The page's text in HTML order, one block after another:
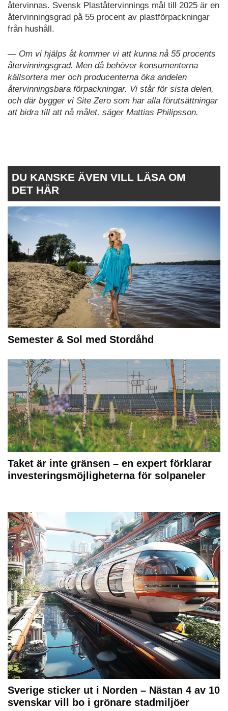
återvinnas. Svensk Plaståtervinnings mål till 2025 är en
återvinningsgrad på 55 procent av plastförpackningar
från hushåll.
— Om vi hjälps åt kommer vi att kunna nå 55 procents
återvinningsgrad. Men då behöver konsumenterna
källsortera mer och producenterna öka andelen
återvinningsbara förpackningar. Vi står för sista delen,
och där bygger vi Site Zero som har alla förutsättningar
att bidra till att nå målet, säger Mattias Philipsson.
DU KANSKE ÄVEN VILL LÄSA OM
DET HÄR
Semester & Sol med Stordåhd
Taket är inte gränsen – en expert förklarar
investeringsmöjligheterna för solpaneler
Sverige sticker ut i Norden – Nästan 4 av 10
svenskar vill bo i grönare stadmiljöer